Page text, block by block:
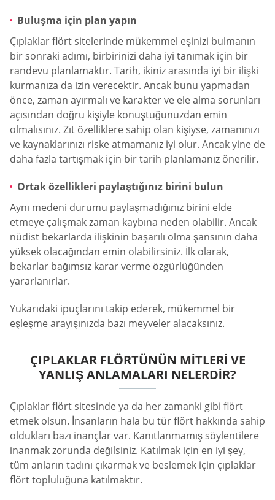
Buluşma için plan yapın
Çıplaklar flört sitelerinde mükemmel eşinizi bulmanın
bir sonraki adımı, birbirinizi daha iyi tanımak için bir
randevu planlamaktır. Tarih, ikiniz arasında iyi bir ilişki
kurmanıza da izin verecektir. Ancak bunu yapmadan
önce, zaman ayırmalı ve karakter ve ele alma sorunları
açısından doğru kişiyle konuştuğunuzdan emin
olmalısınız. Zıt özelliklere sahip olan kişiyse, zamanınızı
ve kaynaklarınızı riske atmamanız iyi olur. Ancak yine de
daha fazla tartışmak için bir tarih planlamanız önerilir.
Ortak özellikleri paylaştığınız birini bulun
Aynı medeni durumu paylaşmadığınız birini elde
etmeye çalışmak zaman kaybına neden olabilir. Ancak
nüdist bekarlarda ilişkinin başarılı olma şansının daha
yüksek olacağından emin olabilirsiniz. İlk olarak,
bekarlar bağımsız karar verme özgürlüğünden
yararlanırlar.
Yukarıdaki ipuçlarını takip ederek, mükemmel bir
eşleşme arayışınızda bazı meyveler alacaksınız.
ÇIPLAKLAR FLÖRTÜNÜN MITLERI VE
YANLIŞ ANLAMALARI NELERDIR?
Çıplaklar flört sitesinde ya da her zamanki gibi flört
etmek olsun. İnsanların hala bu tür flört hakkında sahip
oldukları bazı inançlar var. Kanıtlanmamış söylentilere
inanmak zorunda değilsiniz. Katılmak için en iyi şey,
tüm anların tadını çıkarmak ve beslemek için çıplaklar
flört topluluğuna katılmaktır.